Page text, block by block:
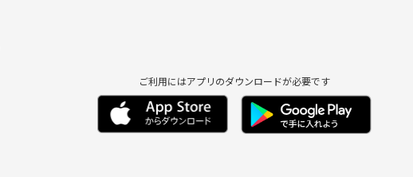
ご利用にはアプリのダウンロードが必要です